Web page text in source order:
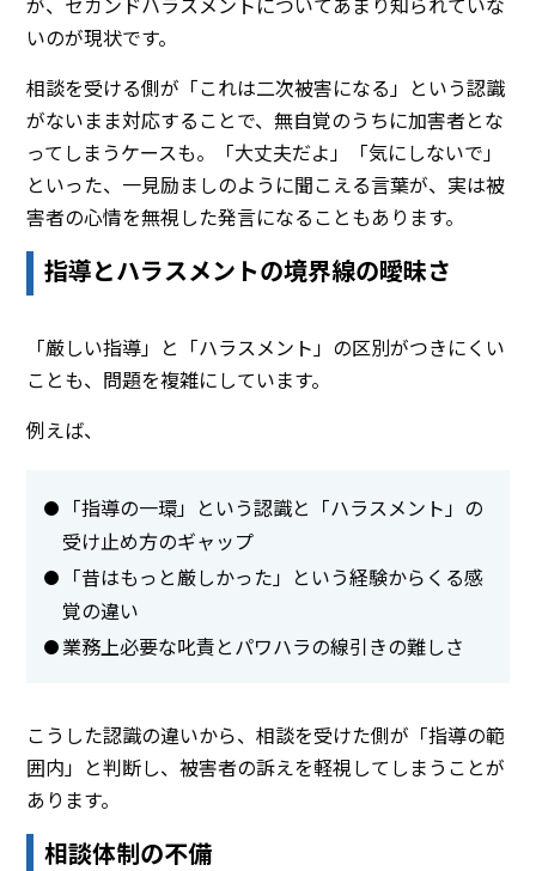
いのが現状です。
相談を受ける側が「これは二次被害になる」という認識
がないまま対応することで、無自覚のうちに加害者とな
ってしまうケースも。「大丈夫だよ」「気にしないで」
といった、一見励ましのように聞こえる言葉が、実は被
害者の心情を無視した発言になることもあります。
指導とハラスメントの境界線の曖昧さ
「厳しい指導」と「ハラスメント」の区別がつきにくい
ことも、問題を複雑にしています。
例えば、
「指導の一環」という認識と「ハラスメント」の
受け止め方のギャップ
「昔はもっと厳しかった」という経験からくる感
覚の違い
業務上必要な叱責とパワハラの線引きの難しさ
こうした認識の違いから、相談を受けた側が「指導の範
囲内」と判断し、被害者の訴えを軽視してしまうことが
あります。
相談体制の不備